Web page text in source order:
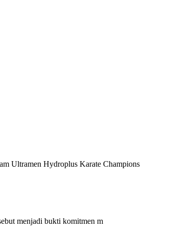
Ultramen Hydroplus Karate Champions
menjadi bukti komitmen m